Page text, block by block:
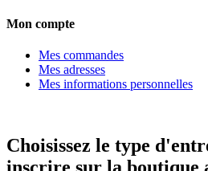
Mon compte
Mes commandes
Mes adresses
Mes informations personnelles
Choisissez le type